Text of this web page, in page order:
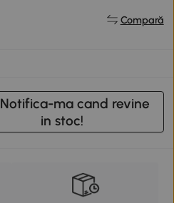
Compară
Notifica-ma cand revine
in stoc!